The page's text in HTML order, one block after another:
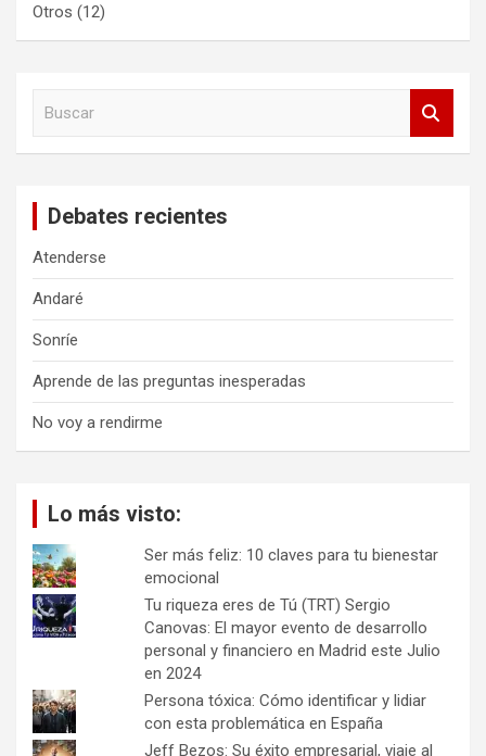
Otros (12)
Debates recientes
Atenderse
Andaré
Sonríe
Aprende de las preguntas inesperadas
No voy a rendirme
Lo más visto:
Ser más feliz: 10 claves para tu bienestar
emocional
Tu riqueza eres de Tú (TRT) Sergio
Canovas: El mayor evento de desarrollo
personal y financiero en Madrid este Julio
en 2024
Persona tóxica: Cómo identificar y lidiar
con esta problemática en España
Jeff Bezos: Su éxito empresarial, viaje al